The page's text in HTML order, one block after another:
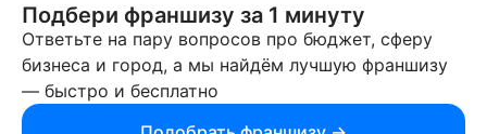
правообладатель.
© 2013-2026 Бизнесменс.ру. ИП Богомолов Ю. А. ИНН
166109472099 ОГРН 1315169000030181.
При использовании материалов гиперссылка на businessmens.ru
обязательна. 12+
Подбери франшизу за 1 минуту
Ответьте на пару вопросов про бюджет, сферу
бизнеса и город, а мы найдём лучшую франшизу
— быстро и бесплатно